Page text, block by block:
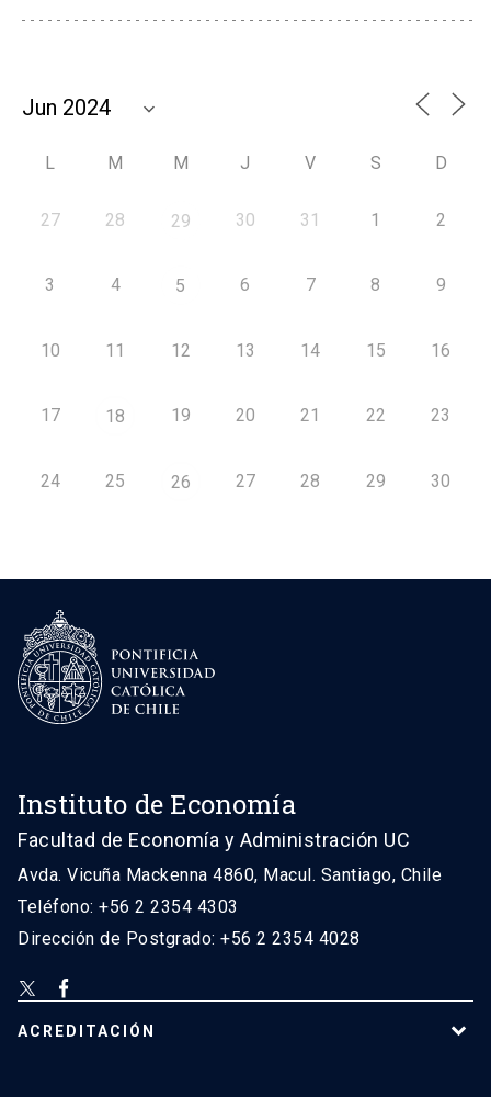
L M M J V S D
27 28 29 30 31 1 2
3 4 5 6 7 8 9
10 11 12 13 14 15 16
17 18 19 20 21 22 23
24 25 26 27 28 29 30
Instituto de Economía
Facultad de Economía y Administración UC
Avda. Vicuña Mackenna 4860, Macul. Santiago, Chile
Teléfono: +56 2 2354 4303
Dirección de Postgrado: +56 2 2354 4028
ACREDITACIÓN